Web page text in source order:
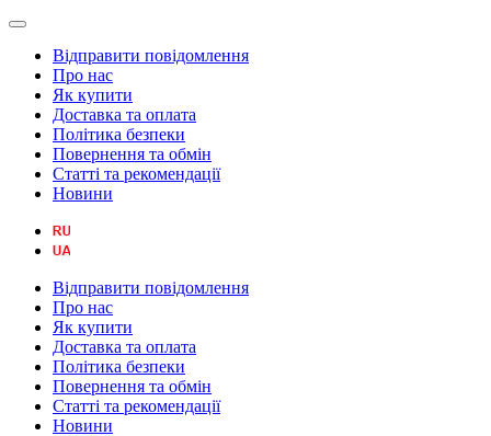
Відправити повідомлення
Про нас
Як купити
Доставка та оплата
Політика безпеки
Повернення та обмін
Статті та рекомендації
Новини
Відправити повідомлення
Про нас
Як купити
Доставка та оплата
Політика безпеки
Повернення та обмін
Статті та рекомендації
Новини